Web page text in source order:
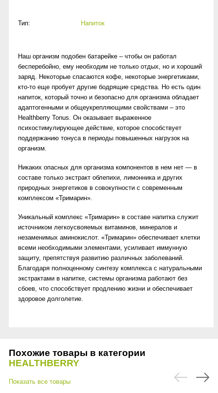
Тип: Напиток
Наш организм подобен батарейке – чтобы он работал
бесперебойно, ему необходим не только отдых, но и хороший
заряд. Некоторые спасаются кофе, некоторые энергетиками,
кто-то еще пробует другие бодрящие средства. Но есть один
напиток, который точно и безопасно для организма обладает
адаптогенными и общеукрепляющими свойствами – это
Healthberry Tonus. Он оказывает выраженное
психостимулирующее действие, которое способствует
поддержанию тонуса в периоды повышенных нагрузок на
организм.
Никаких опасных для организма компонентов в нем нет — в
составе только экстракт облепихи, лимонника и других
природных энергетиков в совокупности с современным
комплексом «Тримарин».
Уникальный комплекс «Тримарин» в составе напитка служит
источником легкоусвояемых витаминов, минералов и
незаменимых аминокислот. «Тримарин» обеспечивает клетки
всеми необходимыми элементами, усиливает иммунную
защиту, препятствуя развитию различных заболеваний.
Благодаря полноценному синтезу комплекса с натуральными
экстрактами в напитке, системы организма работают без
сбоев, что способствует продлению жизни и обеспечивает
здоровое долголетие.
Похожие товары в категории
HEALTHBERRY
Показать все товары